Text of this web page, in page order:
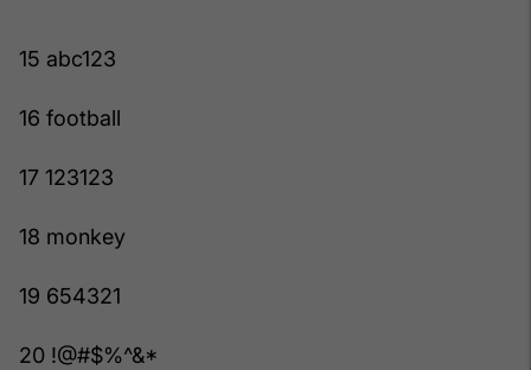
15 abc123
16 football
17 123123
18 monkey
19 654321
20 !@#$%^&*